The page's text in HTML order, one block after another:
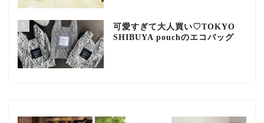
5
可愛すぎて大人買い♡TOKYO
SHIBUYA pouchのエコバッグ